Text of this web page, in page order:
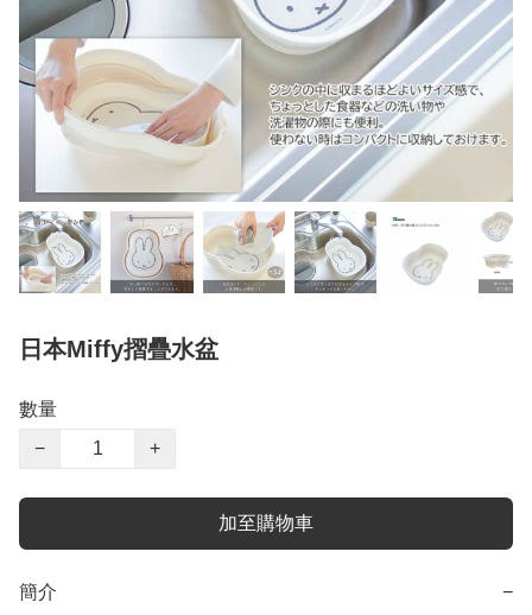
日本Miffy摺疊水盆
數量
−
+
加至購物車
簡介 −